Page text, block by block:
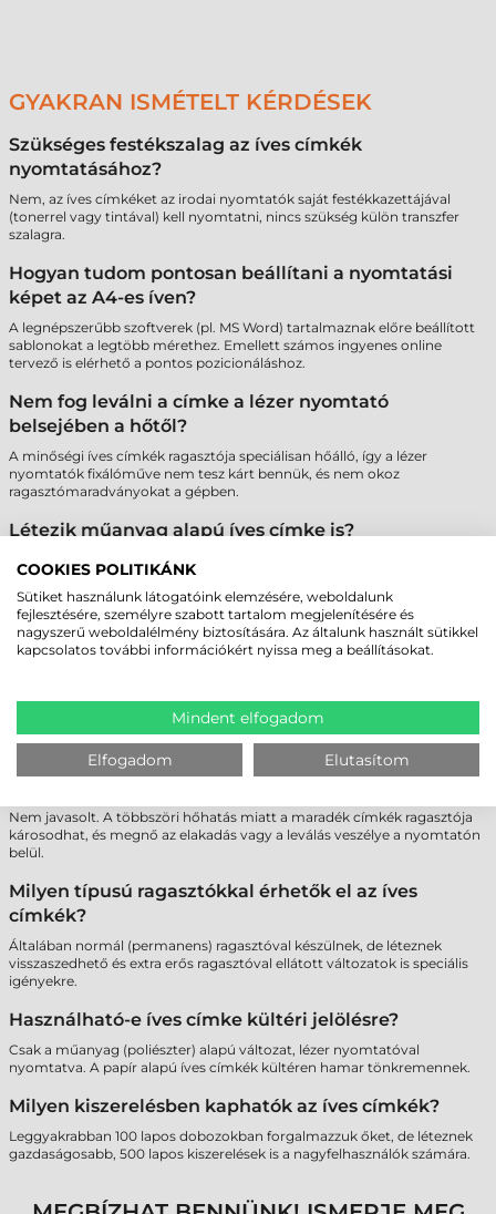
GYAKRAN ISMÉTELT KÉRDÉSEK
Szükséges festékszalag az íves címkék
nyomtatásához?
Nem, az íves címkéket az irodai nyomtatók saját festékkazettájával
(tonerrel vagy tintával) kell nyomtatni, nincs szükség külön transzfer
szalagra.
Hogyan tudom pontosan beállítani a nyomtatási
képet az A4-es íven?
A legnépszerűbb szoftverek (pl. MS Word) tartalmaznak előre beállított
sablonokat a legtöbb mérethez. Emellett számos ingyenes online
tervező is elérhető a pontos pozicionáláshoz.
Nem fog leválni a címke a lézer nyomtató
belsejében a hőtől?
A minőségi íves címkék ragasztója speciálisan hőálló, így a lézer
nyomtatók fixálóműve nem tesz kárt bennük, és nem okoz
ragasztómaradványokat a gépben.
Létezik műanyag alapú íves címke is?
Igen, elérhetők poliészter (PET) alapú íves címkék is, amelyek
szakadásbiztosak és vízállóak, így tartósabb jelölést tesznek lehetővé
lézer nyomtatóval.
Miért fontos az A4-es ívek szélein lévő biztonsági
sáv?
hengerekre, ami megvédi a nyomtatót a meghibásodástól és biztosítja
a papír akadálymentes haladását.
Lehet-e többször átküldeni ugyanazt a lapot a
Nem javasolt. A többszöri hőhatás miatt a maradék címkék ragasztója
károsodhat, és megnő az elakadás vagy a leválás veszélye a nyomtatón
belül.
Milyen típusú ragasztókkal érhetők el az íves
címkék?
Általában normál (permanens) ragasztóval készülnek, de léteznek
visszaszedhető és extra erős ragasztóval ellátott változatok is speciális
igényekre.
Használható-e íves címke kültéri jelölésre?
Csak a műanyag (poliészter) alapú változat, lézer nyomtatóval
nyomtatva. A papír alapú íves címkék kültéren hamar tönkremennek.
Milyen kiszerelésben kaphatók az íves címkék?
Leggyakrabban 100 lapos dobozokban forgalmazzuk őket, de léteznek
gazdaságosabb, 500 lapos kiszerelések is a nagyfelhasználók számára.
COOKIES POLITIKÁNK
Sütiket használunk látogatóink elemzésére, weboldalunk
fejlesztésére, személyre szabott tartalom megjelenítésére és
nagyszerű weboldalélmény biztosítására. Az általunk használt sütikkel
kapcsolatos további információkért nyissa meg a beállításokat.
Mindent elfogadom
Elfogadom Elutasítom